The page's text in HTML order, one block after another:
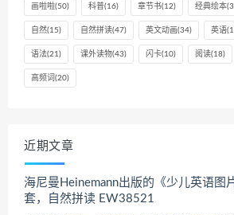
画啦啦(50) 科普(16) 章节书(12) 经典绘本
自然(15) 自然拼读(47) 英文动画(34) 英语
语法(21) 课外读物(43) 闪卡(10) 阅读(18)
高频词 (20)
近期文章
海尼曼Heinemann出版的《少儿英语图
套，自然拼读 EW38521